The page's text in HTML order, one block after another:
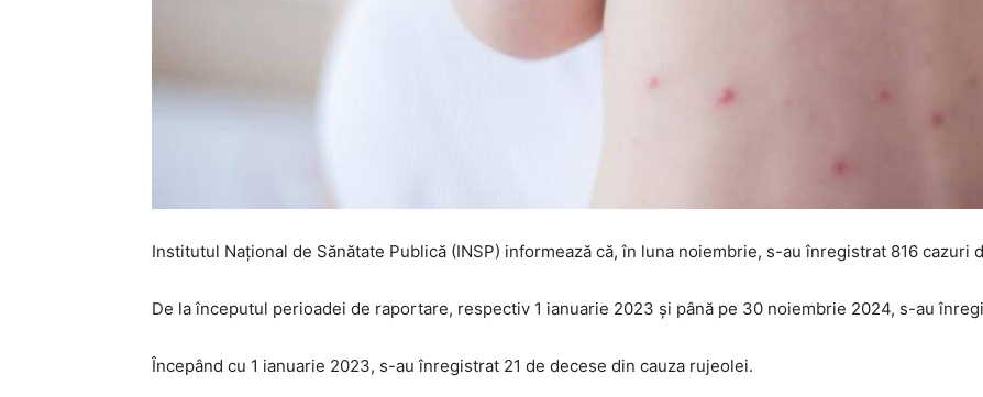
Institutul Naţional de Sănătate Publică (INSP) informează că, în luna noiembrie, s-au înregistrat 816 cazuri
De la începutul perioadei de raportare, respectiv 1 ianuarie 2023 şi până pe 30 noiembrie 2024, s-au
Începând cu 1 ianuarie 2023, s-au înregistrat 21 de decese din cauza rujeolei.